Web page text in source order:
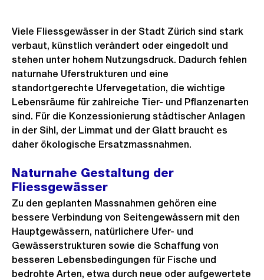
Viele Fliessgewässer in der Stadt Zürich sind stark
verbaut, künstlich verändert oder eingedolt und
stehen unter hohem Nutzungsdruck. Dadurch fehlen
naturnahe Uferstrukturen und eine
standortgerechte Ufervegetation, die wichtige
Lebensräume für zahlreiche Tier- und Pflanzenarten
sind. Für die Konzessionierung städtischer Anlagen
in der Sihl, der Limmat und der Glatt braucht es
daher ökologische Ersatzmassnahmen.
Naturnahe Gestaltung der
Fliessgewässer
Zu den geplanten Massnahmen gehören eine
bessere Verbindung von Seitengewässern mit den
Hauptgewässern, natürlichere Ufer- und
Gewässerstrukturen sowie die Schaffung von
besseren Lebensbedingungen für Fische und
bedrohte Arten, etwa durch neue oder aufgewertete